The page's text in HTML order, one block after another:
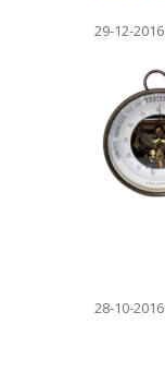
29-12-2016
28-10-2016